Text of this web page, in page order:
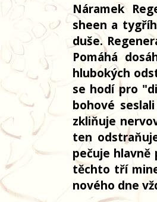
Náramek
sheen a
duše.
Pomáhá
hlubokých
se hodí pro
bohové
zkliňuje
ten
pečuje hlavně
těchto tří
nového dne